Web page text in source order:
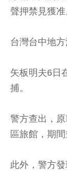
聲押禁見獲准
台灣台中地
矢板明夫6日
捕。
警方查出，
區旅館，期
此外，警方